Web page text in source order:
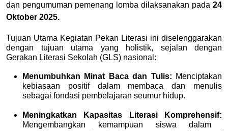
dan pengumuman pemenang lomba dilaksanakan pada 24
Oktober 2025.
Tujuan Utama Kegiatan Pekan Literasi ini diselenggarakan
dengan tujuan utama yang holistik, sejalan dengan
Gerakan Literasi Sekolah (GLS) nasional:
Menumbuhkan Minat Baca dan Tulis: Menciptakan
kebiasaan positif dalam membaca dan menulis
sebagai fondasi pembelajaran seumur hidup.
Meningkatkan Kapasitas Literasi Komprehensif:
Mengembangkan kemampuan siswa dalam